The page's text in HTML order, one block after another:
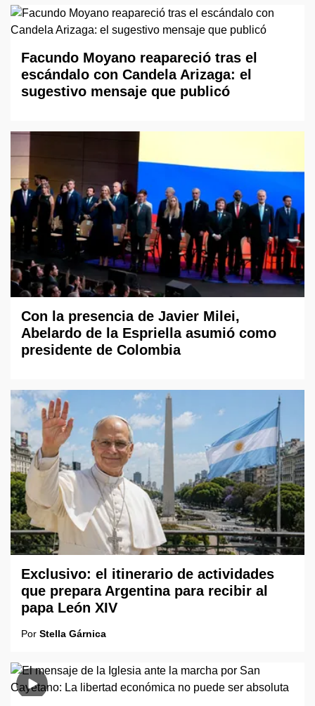
Facundo Moyano reapareció tras el
escándalo con Candela Arizaga: el
sugestivo mensaje que publicó
Con la presencia de Javier Milei,
Abelardo de la Espriella asumió como
presidente de Colombia
Exclusivo: el itinerario de actividades
que prepara Argentina para recibir al
papa León XIV
Por Stella Gárnica